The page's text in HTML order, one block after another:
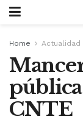
Home Actualidad
CNTE